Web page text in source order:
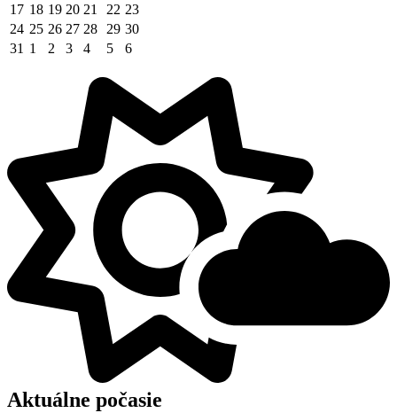
17 18 19 20 21 22 23
24 25 26 27 28 29 30
31 1 2 3 4 5 6
Aktuálne počasie